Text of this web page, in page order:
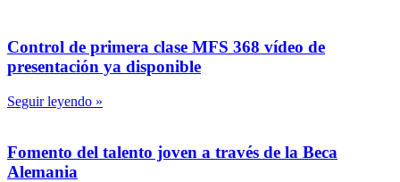
Control de primera clase MFS 368 vídeo de
presentación ya disponible
Seguir leyendo »
Fomento del talento joven a través de la Beca
Alemania